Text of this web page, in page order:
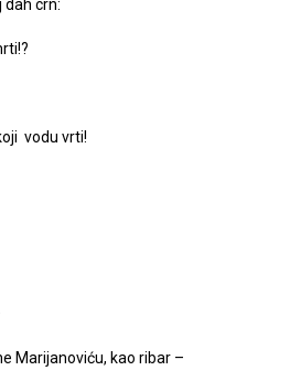
dah crn:
vodu vrti!
Marijanoviću, kao ribar –